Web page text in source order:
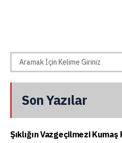
Son Yazılar
Şıklığın Vazgeçilmezi